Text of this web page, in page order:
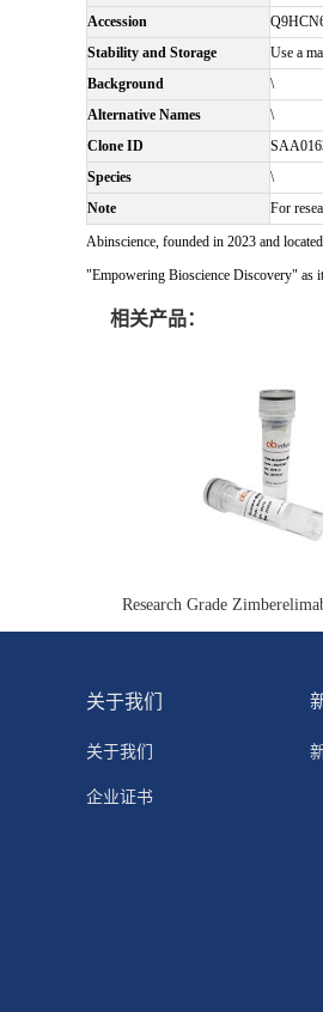
Accession
Stability and Storage
Use a
Background
\
Alternative Names
\
Clone ID
Species
\
Note
For
Abinscience, founded in 2023 and
"Empowering Bioscience Discovery" as
相关产品：
Research Grade
关于我们
关于我们
企业证书